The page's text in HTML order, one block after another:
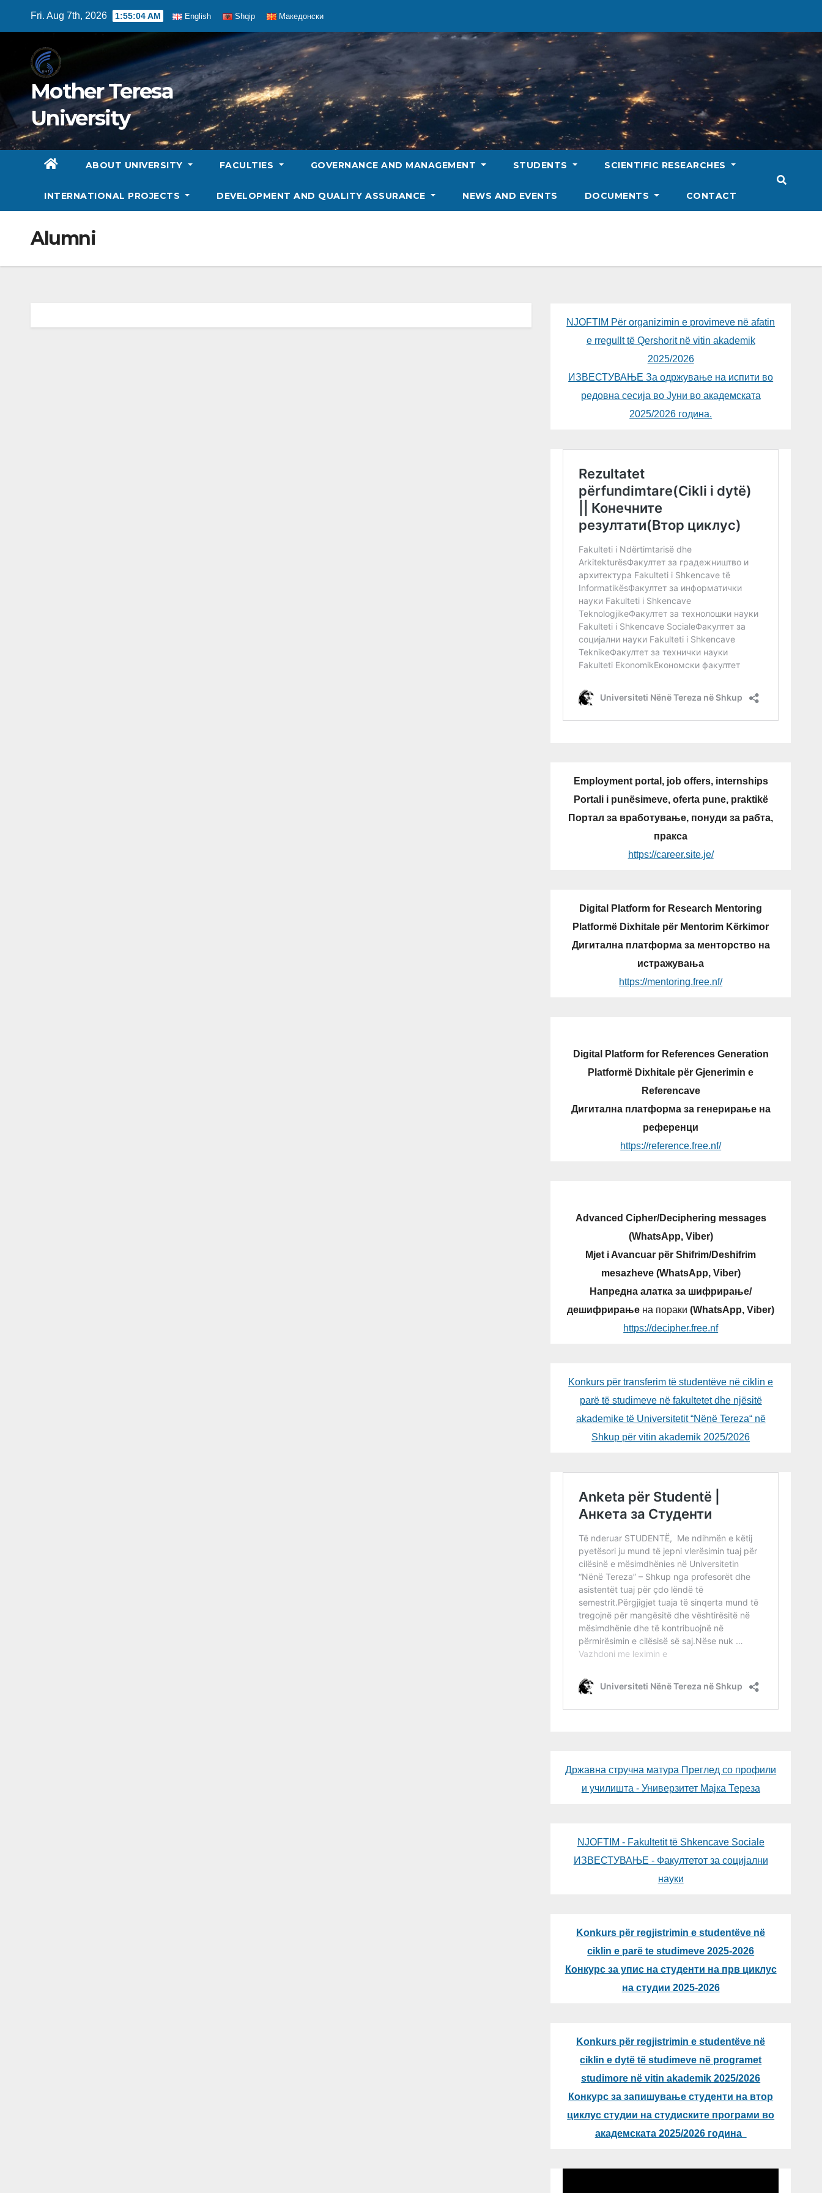
Fri. Aug 7th, 2026 1:55:05 AM English Shqip Македонски
Mother Teresa
University
ABOUT UNIVERSITY FACULTIES GOVERNANCE AND MANAGEMENT STUDENTS SCIENTIFIC RESEARCHES
INTERNATIONAL PROJECTS DEVELOPMENT AND QUALITY ASSURANCE NEWS AND EVENTS DOCUMENTS CONTACT
Alumni
NJOFTIM Për organizimin e provimeve në afatin
e rregullt të Qershorit në vitin akademik
2025/2026
ИЗВЕСТУВАЊЕ За одржување на испити во
редовна сесија во Јуни во академската
2025/2026 година.
Employment portal, job offers, internships
Portali i punësimeve, oferta pune, praktikë
Портал за вработување, понуди за рабта,
пракса
https://career.site.je/
Digital Platform for Research Mentoring
Platformë Dixhitale për Mentorim Kërkimor
Дигитална платформа за менторство на
истражувања
https://mentoring.free.nf/
Digital Platform for References Generation
Platformë Dixhitale për Gjenerimin e
Referencave
Дигитална платформа за генерирање на
референци
https://reference.free.nf/
Advanced Cipher/Deciphering messages
(WhatsApp, Viber)
Mjet i Avancuar për Shifrim/Deshifrim
mesazheve (WhatsApp, Viber)
Напредна алатка за шифрирање/
дешифрирање на пораки(WhatsApp, Viber)
https://decipher.free.nf
Konkurs për transferim të studentëve në ciklin e
parë të studimeve në fakultetet dhe njësitë
akademike të Universitetit “Nënë Tereza“ në
Shkup për vitin akademik 2025/2026
Државна стручна матура Преглед со профили
и училишта - Универзитет Мајка Тереза
NJOFTIM - Fakultetit të Shkencave Sociale
ИЗВЕСТУВАЊЕ - Факултетот за социјални
науки
Konkurs për regjistrimin e studentëve në
ciklin e parë te studimeve 2025-2026
Конкурс за упис на студенти на прв циклус
на студии 2025-2026
Konkurs për regjistrimin e studentëve në
ciklin e dytë të studimeve në programet
studimore në vitin akademik 2025/2026
Конкурс за запишување студенти на втор
циклус студии на студиските програми во
академската 2025/2026 година